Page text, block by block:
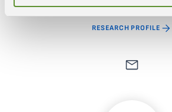
In Staff
RESEARCH PROFILE